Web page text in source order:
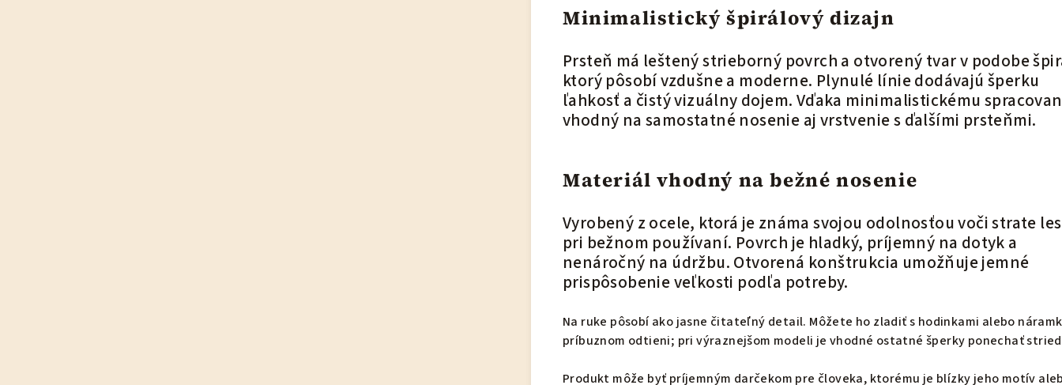
Minimalistický špirálový dizajn
Prsteň má leštený strieborný povrch a otvorený tvar v podobe
ktorý pôsobí vzdušne a moderne. Plynulé línie dodávajú šperku
ľahkosť a čistý vizuálny dojem. Vďaka minimalistickému
vhodný na samostatné nosenie aj vrstvenie s ďalšími prsteňmi.
Materiál vhodný na bežné nosenie
Vyrobený z ocele, ktorá je známa svojou odolnosťou voči strate
pri bežnom používaní. Povrch je hladký, príjemný na dotyk a
nenáročný na údržbu.Otvorená konštrukcia umožňuje jemné
prispôsobenie veľkosti podľa potreby.
Na ruke pôsobí ako jasne čitateľný detail. Môžete ho zladiť s hodinkami alebo
príbuznom odtieni; pri výraznejšom modeli je vhodné ostatné šperky ponechať
Produkt môže byť príjemným darčekom pre človeka, ktorému je blízky jeho motív